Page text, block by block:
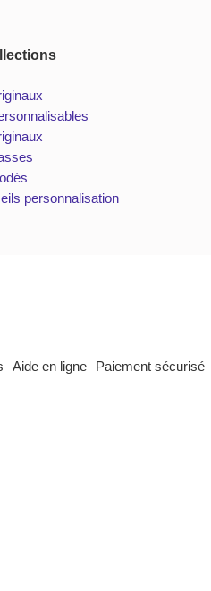
personnalisation
Aide en ligne Paiement sécurisé